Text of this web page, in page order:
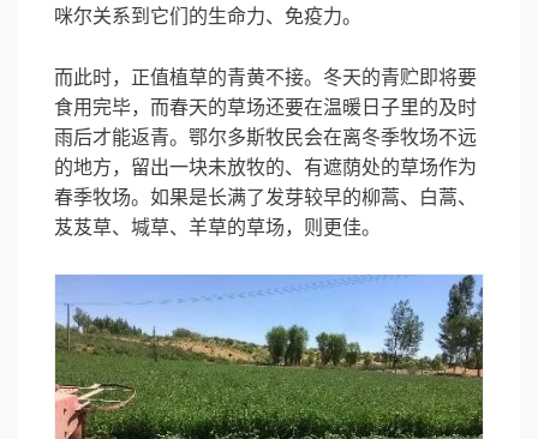
咪尔关系到它们的生命力、免疫力。
而此时，正值植草的青黄不接。冬天的青贮即将要
食用完毕，而春天的草场还要在温暖日子里的及时
雨后才能返青。鄂尔多斯牧民会在离冬季牧场不远
的地方，留出一块未放牧的、有遮荫处的草场作为
春季牧场。如果是长满了发芽较早的柳蒿、白蒿、
芨芨草、堿草、羊草的草场，则更佳。